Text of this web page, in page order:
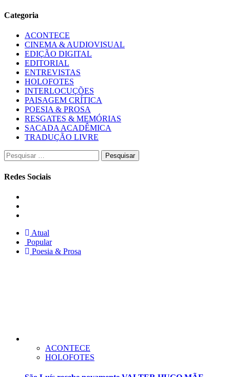
Categoria
ACONTECE
CINEMA & AUDIOVISUAL
EDIÇÃO DIGITAL
EDITORIAL
ENTREVISTAS
HOLOFOTES
INTERLOCUÇÕES
PAISAGEM CRÍTICA
POESIA & PROSA
RESGATES & MEMÓRIAS
SACADA ACADÊMICA
TRADUÇÃO LIVRE
Pesquisar
por:
Redes Sociais
Atual
Popular
Poesia & Prosa
ACONTECE
HOLOFOTES